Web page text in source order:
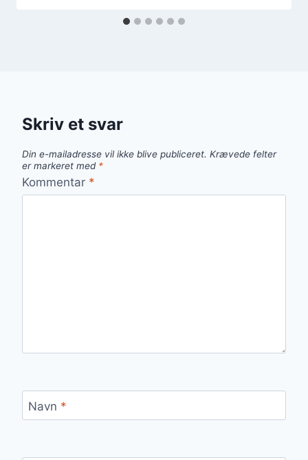
Skriv et svar
Din e-mailadresse vil ikke blive publiceret. Krævede felter
er markeret med *
Kommentar *
Navn *